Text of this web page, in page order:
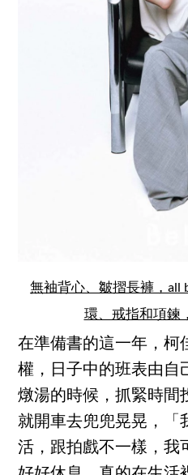
無袖背心、皺摺長褲，all
環、戒指和項鍊
在準備書的這一年，柯
權，日子中的班表由自
燉湯的時候，抓緊時間
就開車去兜兜晃晃，「
活，跟拍戲不一樣，我